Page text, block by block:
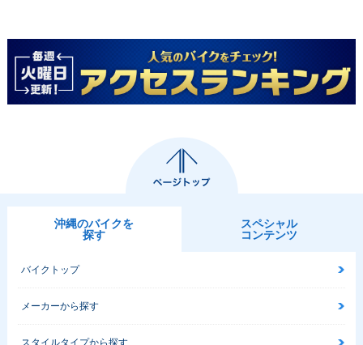
沖縄のバイクを
探す
スペシャル
コンテンツ
バイクトップ
メーカーから探す
スタイルタイプから探す